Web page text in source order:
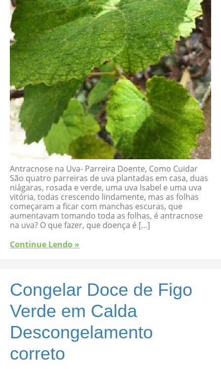
Antracnose na Uva- Parreira Doente, Como Cuidar
São quatro parreiras de uva plantadas em casa, duas
niágaras, rosada e verde, uma uva Isabel e uma uva
vitória, todas crescendo lindamente, mas as folhas
começaram a ficar com manchas escuras, que
aumentavam tomando toda as folhas, é antracnose
na uva? O que fazer, que doença é […]
Continue Lendo »
Congelar Doce de Figo
Verde em Calda
Descongelamento
correto